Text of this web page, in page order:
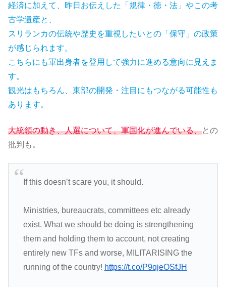
経済に加えて、昨日お伝えした「規律・徳・法」やこの考
古学遺産と、
スリランカの伝統や歴史を重視したいとの「保守」の政策
が感じられます。
こちらにも軍出身者を登用して強力に進める意向に見えま
す。
観光はもちろん、東部の開発・注目にもつながる可能性も
あります。
大統領の動き、人選について、軍国化が進んでいる、との
批判も。
If this doesn’t scare you, it should.
Ministries, bureaucrats, committees etc already
exist. What we should be doing is strengthening
them and holding them to account, not creating
entirely new TFs and worse, MILITARISING the
running of the country! https://t.co/P9qjeOSfJH